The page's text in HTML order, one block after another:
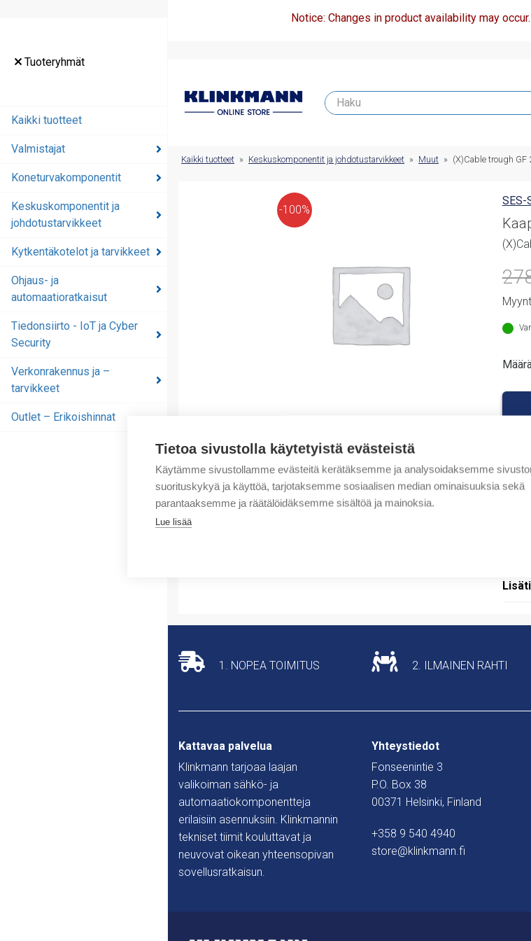
Tietoa sivustolla käytetyistä evästeistä
Käytämme sivustollamme evästeitä kerätäksemme ja analysoidaksemme
suorituskykyä ja käyttöä, tarjotaksemme sosiaalisen median ominaisuuksia sekä
parantaaksemme ja räätälöidäksemme sisältöä ja mainoksia.
Lue lisää
Tuoteryhmät
Kaikki tuotteet
Valmistajat
Koneturvakomponentit
Keskuskomponentit ja
johdotustarvikkeet
Kytkentäkotelot ja tarvikkeet
Ohjaus- ja
automaatioratkaisut
Tiedonsiirto - IoT ja Cyber
Security
Verkonrakennus ja –
tarvikkeet
Outlet – Erikoishinnat
Notice: Changes in product availability may
Keskuskomponentit ja
Kaikki tuotteet » Keskuskomponentit ja johdotustarvikkeet » Muut » (X)Cable trough
-100%
SES-
1. NOPEA TOIMITUS 2. ILMAINEN RAHTI
Kattavaa palvelua
Klinkmann tarjoaa laajan
valikoiman sähkö- ja
automaatiokomponentteja
erilaisiin asennuksiin. Klinkmannin
tekniset tiimit kouluttavat ja
neuvovat oikean yhteensopivan
sovellusratkaisun.
Yhteystiedot
Fonseenintie 3
P.O. Box 38
00371 Helsinki, Finland
+358 9 540 4940
store@klinkmann.fi